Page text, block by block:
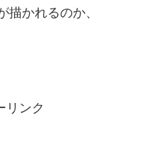
描かれるのか、
リンク